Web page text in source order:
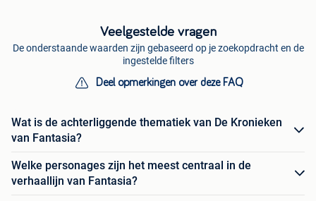
Veelgestelde vragen
De onderstaande waarden zijn gebaseerd op je zoekopdracht en de
ingestelde filters
Deel opmerkingen over deze FAQ
Wat is de achterliggende thematiek van De Kronieken
van Fantasia?
Welke personages zijn het meest centraal in de
verhaallijn van Fantasia?